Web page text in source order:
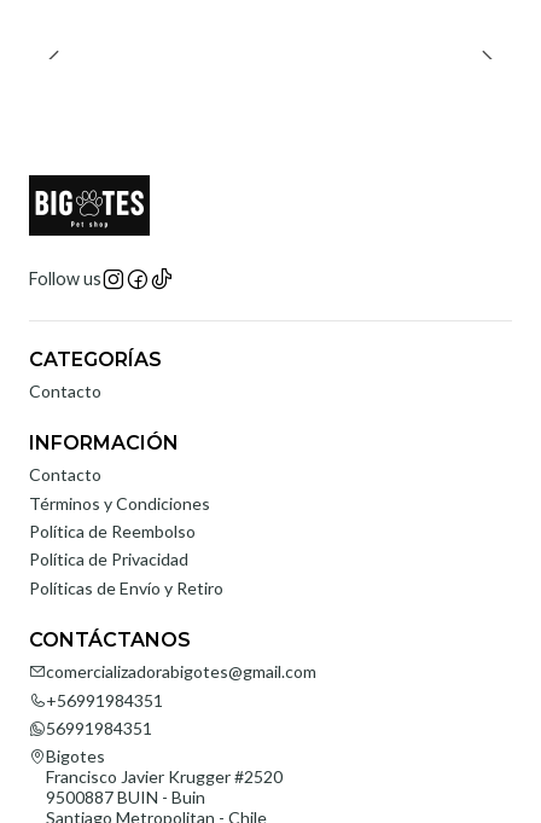
Follow us
CATEGORÍAS
Contacto
INFORMACIÓN
Contacto
Términos y Condiciones
Política de Reembolso
Política de Privacidad
Políticas de Envío y Retiro
CONTÁCTANOS
comercializadorabigotes@gmail.com
+56991984351
56991984351
Bigotes
Francisco Javier Krugger #2520
9500887 BUIN - Buin
Santiago Metropolitan - Chile